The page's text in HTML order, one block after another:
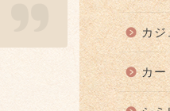
カジ
カー